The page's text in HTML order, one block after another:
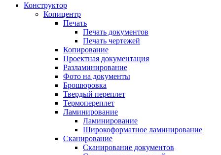
Конструктор
Копицентр
Печать
Печать документов
Печать чертежей
Копирование
Проектная документация
Разламинирование
Фото на документы
Брошюровка
Твердый переплет
Термопереплет
Ламинирование
Ламинирование
Широкоформатное ламинирование
Сканирование
Сканирование документов